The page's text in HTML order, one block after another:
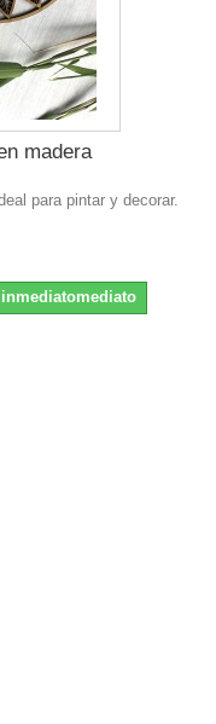
madera
para pintar y decorar.